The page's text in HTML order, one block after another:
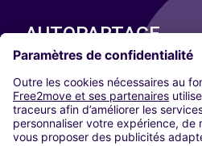
AUTOPARTAGE
Paris
Madrid
Washington DC
Milan
Rome